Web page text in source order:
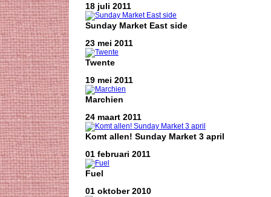
18 juli 2011
Sunday Market East side
23 mei 2011
Twente
19 mei 2011
Marchien
24 maart 2011
Komt allen! Sunday Market 3 april
01 februari 2011
Fuel
01 oktober 2010